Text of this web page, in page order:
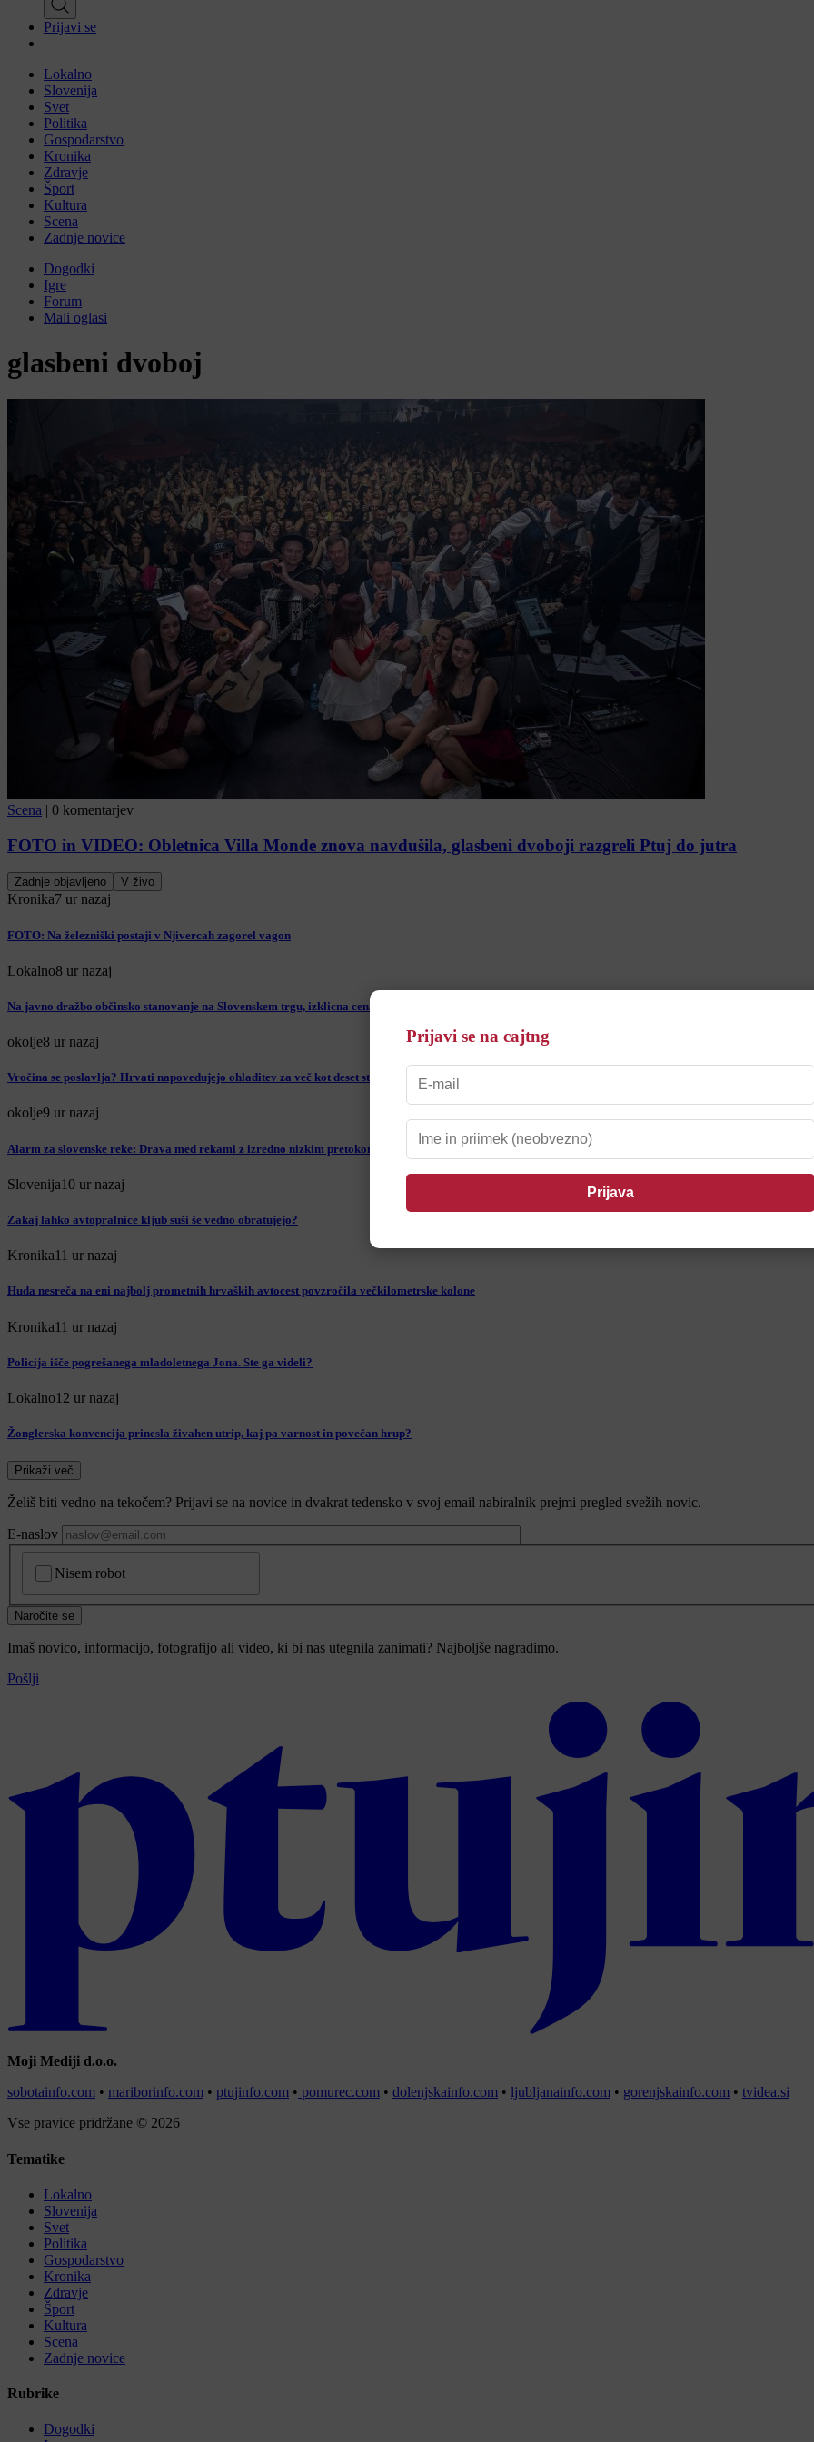
Prijavi se
Lokalno
Slovenija
Svet
Politika
Gospodarstvo
Kronika
Zdravje
Šport
Kultura
Scena
Zadnje novice
Dogodki
Igre
Forum
Mali oglasi
glasbeni dvoboj
Scena | 0 komentarjev
FOTO in VIDEO: Obletnica Villa Monde znova navdušila, glasbeni dvoboji razgreli Ptuj do jutra
Zadnje objavljeno V živo
Kronika7 ur nazaj
FOTO: Na železniški postaji v Njivercah zagorel vagon
Lokalno8 ur nazaj
Na javno dražbo občinsko stanovanje na Slovenskem trgu, izklicna cena preseneča
okolje8 ur nazaj
Vročina se poslavlja? Hrvati napovedujejo ohladitev za več kot deset stopinj
okolje9 ur nazaj
Alarm za slovenske reke: Drava med rekami z izredno nizkim pretokom
Slovenija10 ur nazaj
Zakaj lahko avtopralnice kljub suši še vedno obratujejo?
Kronika11 ur nazaj
Huda nesreča na eni najbolj prometnih hrvaških avtocest povzročila večkilometrske kolone
Kronika11 ur nazaj
Policija išče pogrešanega mladoletnega Jona. Ste ga videli?
Lokalno12 ur nazaj
Žonglerska konvencija prinesla živahen utrip, kaj pa varnost in povečan hrup?
Prikaži več
Želiš biti vedno na tekočem? Prijavi se na novice in dvakrat tedensko v svoj email nabiralnik prejmi pregled svežih novic.
E-naslov
Nisem robot
Naročite se
Imaš novico, informacijo, fotografijo ali video, ki bi nas utegnila zanimati? Najboljše nagradimo.
Pošlji
Moji Mediji d.o.o.
sobotainfo.com • mariborinfo.com • ptujinfo.com • pomurec.com • dolenjskainfo.com • ljubljanainfo.com • gorenjskainfo.com • tvidea.si
Vse pravice pridržane © 2026
Tematike
Lokalno
Slovenija
Svet
Politika
Gospodarstvo
Kronika
Zdravje
Šport
Kultura
Scena
Zadnje novice
Rubrike
Dogodki
Prijavi se na cajtng